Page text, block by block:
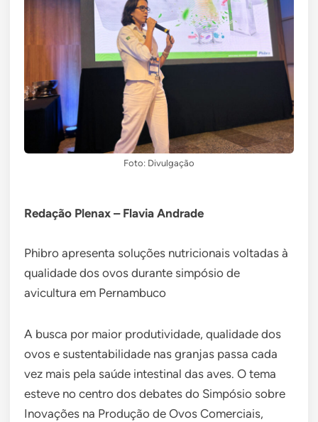
Foto: Divulgação
Redação Plenax – Flavia Andrade
Phibro apresenta soluções nutricionais voltadas à
qualidade dos ovos durante simpósio de
avicultura em Pernambuco
A busca por maior produtividade, qualidade dos
ovos e sustentabilidade nas granjas passa cada
vez mais pela saúde intestinal das aves. O tema
esteve no centro dos debates do Simpósio sobre
Inovações na Produção de Ovos Comerciais,